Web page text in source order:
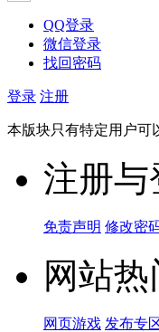
QQ登录
微信登录
找回密码
登录 注册
本版块只有特定用户可
注册与
免责声明 修改密
网站
网页游戏 发布专